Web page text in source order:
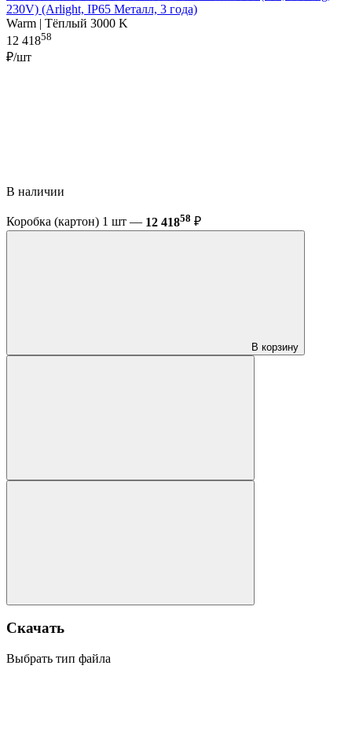
230V) (Arlight, IP65 Металл, 3 года)
Warm | Тёплый 3000 K
12 41858
₽/шт
В наличии
Коробка (картон) 1 шт — 12 41858 ₽
В корзину
Скачать
Выбрать тип файла